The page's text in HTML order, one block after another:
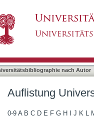
nach Autor
Auflistung
0-9 A B C D E F G H J K L